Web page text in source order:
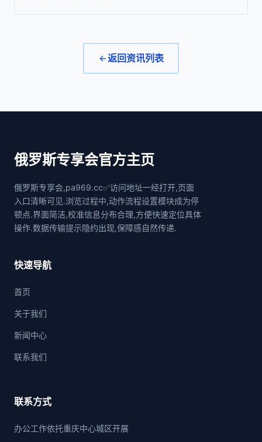
返回资讯列表
俄罗斯专享会官方主页
俄罗斯专享会,pa969.cc✅访问地址一经打开,页面
入口清晰可见.浏览过程中,动作流程设置模块成为停
顿点.界面简洁,校准信息分布合理,方便快速定位具体
操作.数据传输提示隐约出现,保障感自然传递.
快速导航
首页
关于我们
新闻中心
联系我们
联系方式
办公工作依托重庆中心城区开展